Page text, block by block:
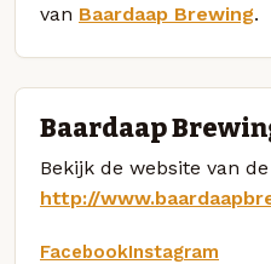
van Baardaap Brewing.
Baardaap
Bekijk de website van
http://
FacebookInstagram